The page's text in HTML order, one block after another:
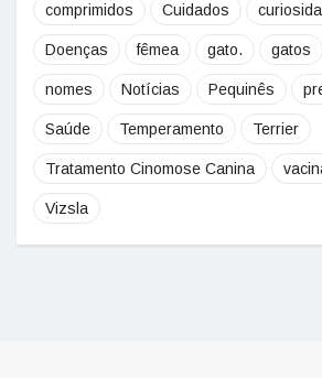
comprimidos Cuidados
Doenças fêmea gato. gatos
nomes Notícias Pequinês
Saúde Temperamento Terrier
Tratamento Cinomose Canina
Vizsla